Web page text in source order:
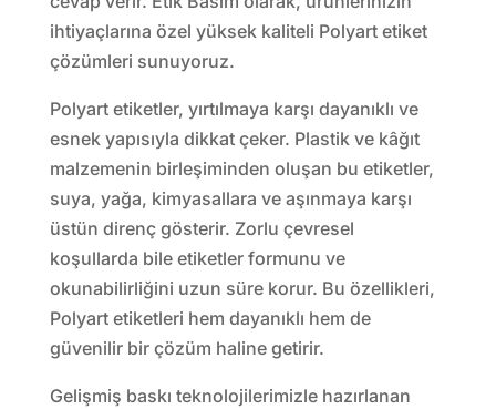
ihtiyaçlarına özel yüksek kaliteli Polyart etiket
çözümleri sunuyoruz.
Polyart etiketler, yırtılmaya karşı dayanıklı ve
esnek yapısıyla dikkat çeker. Plastik ve kâğıt
malzemenin birleşiminden oluşan bu etiketler,
suya, yağa, kimyasallara ve aşınmaya karşı
üstün direnç gösterir. Zorlu çevresel
koşullarda bile etiketler formunu ve
okunabilirliğini uzun süre korur. Bu özellikleri,
Polyart etiketleri hem dayanıklı hem de
güvenilir bir çözüm haline getirir.
Gelişmiş baskı teknolojilerimizle hazırlanan